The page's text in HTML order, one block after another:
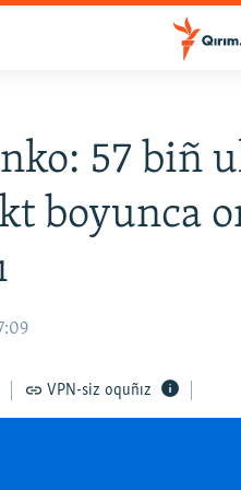
57 biñ
boyunca
VPN-siz oquñız